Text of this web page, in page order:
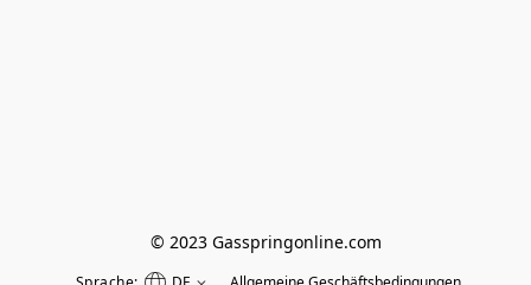
© 2023 Gasspringonline.com